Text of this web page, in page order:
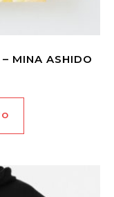
MINA ASHIDO